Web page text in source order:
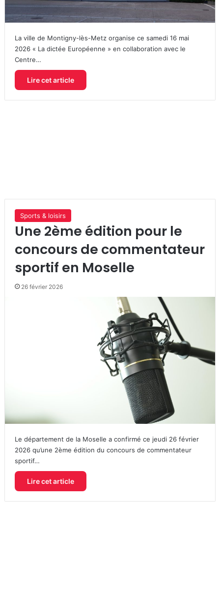
La ville de Montigny-lès-Metz organise ce samedi 16 mai
2026 « La dictée Européenne » en collaboration avec le
Centre…
Lire cet article
Sports & loisirs
Une 2ème édition pour le
concours de commentateur
sportif en Moselle
26 février 2026
Le département de la Moselle a confirmé ce jeudi 26 février
2026 qu’une 2ème édition du concours de commentateur
sportif…
Lire cet article